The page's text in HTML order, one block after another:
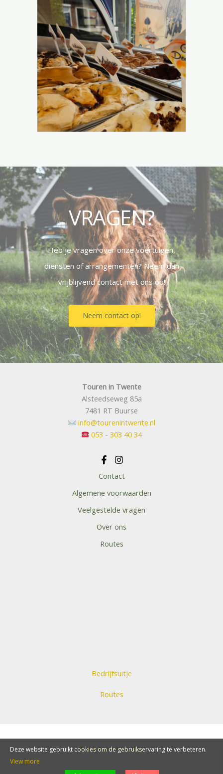
VRAGEN?
Heb je vragen over onze voertuigen,
diensten of arrangementen? Neem dan
vrijblijvend contact met ons op!
Neem contact op!
Touren in Twente
Alsteedseweg 85a
7481 RT Buurse
info@tourenintwente.nl
053 - 303 40 34
Contact
Algemene voorwaarden
Veelgestelde vragen
Over ons
Routes
Bedrijfsuitje
Routes
Web & App ontwikkeling?
Deze website gebruikt cookies om de gebruikservaring te verbeteren.
View more